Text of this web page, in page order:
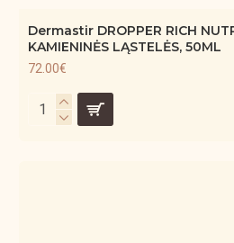
Dermastir DROPPER RICH
KAMIENINĖS LĄSTELĖS, 50ML
72.00€